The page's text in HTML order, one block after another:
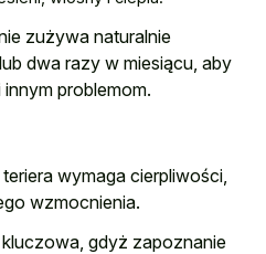
zużywa naturalnie
dwa razy w miesiącu, aby
problemom.
wymaga cierpliwości,
wzmocnienia.
gdyż zapoznanie